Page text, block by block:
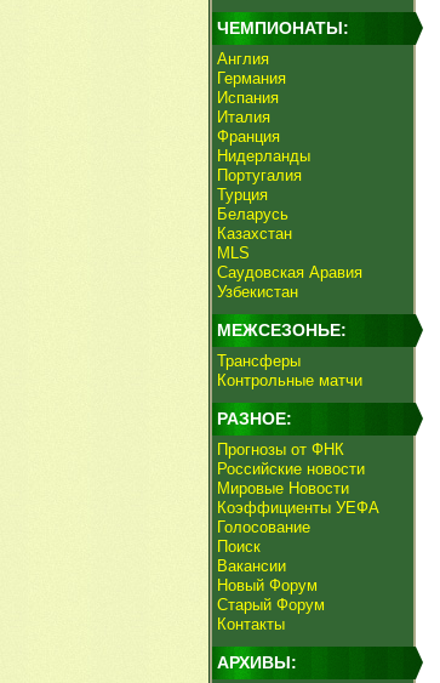
ЧЕМПИОНАТЫ:
Англия
Германия
Испания
Италия
Франция
Нидерланды
Португалия
Турция
Беларусь
Казахстан
MLS
Саудовская Аравия
Узбекистан
МЕЖСЕЗОНЬЕ:
Трансферы
Контрольные матчи
РАЗНОЕ:
Прогнозы от ФНК
Российские новости
Мировые Новости
Коэффициенты УЕФА
Голосование
Поиск
Вакансии
Новый Форум
Старый Форум
Контакты
АРХИВЫ: